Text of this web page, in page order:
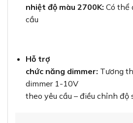
nhiệt độ màu 2700K: Có thể
cầu
Hỗ trợ
chức năng dimmer: Tương
dimmer 1-10V
theo yêu cầu – điều chỉnh